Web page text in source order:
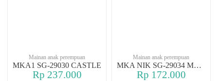
Mainan anak perempuan
MKA1 SG-29030 CASTLE
Rp 237.000
Mainan anak perempuan
MKA NIK SG-29034 MY CASTLE
Rp 172.000